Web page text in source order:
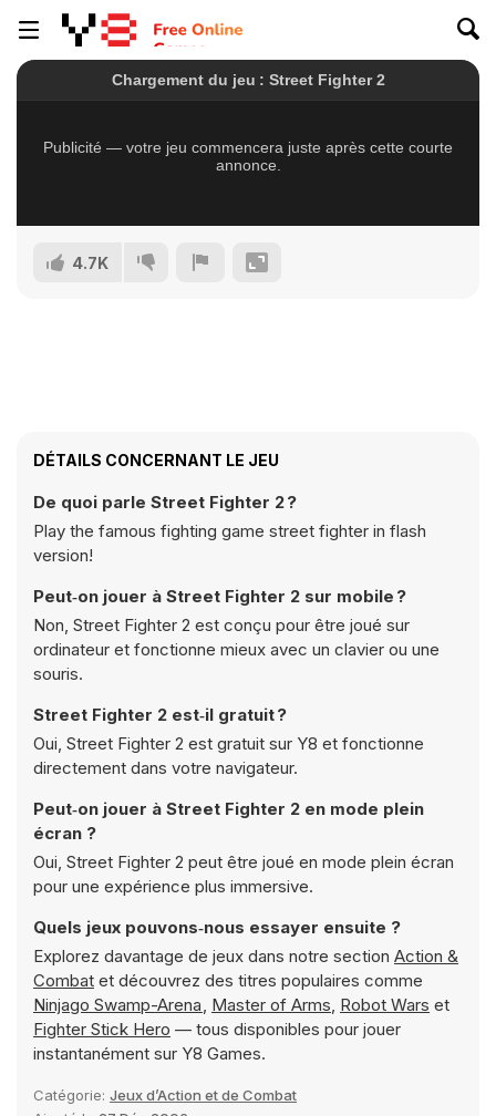
4.7K
DÉTAILS CONCERNANT LE JEU
De quoi parle Street Fighter 2 ?
Play the famous fighting game street fighter in flash
version!
Peut‑on jouer à Street Fighter 2 sur mobile ?
Non, Street Fighter 2 est conçu pour être joué sur
ordinateur et fonctionne mieux avec un clavier ou une
souris.
Street Fighter 2 est‑il gratuit ?
Oui, Street Fighter 2 est gratuit sur Y8 et fonctionne
directement dans votre navigateur.
Peut‑on jouer à Street Fighter 2 en mode plein
écran ?
Oui, Street Fighter 2 peut être joué en mode plein écran
pour une expérience plus immersive.
Quels jeux pouvons‑nous essayer ensuite ?
Explorez davantage de jeux dans notre section Action &
Combat et découvrez des titres populaires comme
Ninjago Swamp-Arena, Master of Arms, Robot Wars et
Fighter Stick Hero — tous disponibles pour jouer
instantanément sur Y8 Games.
Catégorie: Jeux d’Action et de Combat